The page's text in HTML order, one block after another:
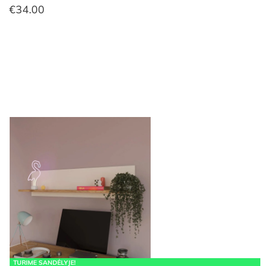
€34.00
TURIME SANDĖLYJE!